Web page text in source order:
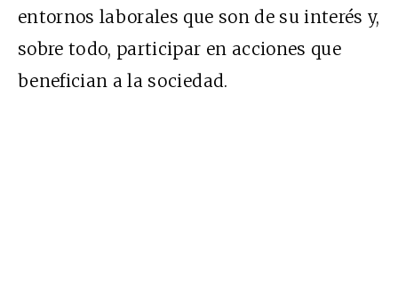
entornos laborales que son de su interés y,
sobre todo, participar en acciones que
benefician a la sociedad.